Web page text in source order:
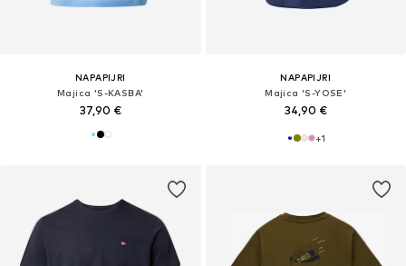
NAPAPIJRI
Majica 'S-KASBA'
37,90 €
NAPAPIJRI
Majica 'S-YOSE'
34,90 €
+1